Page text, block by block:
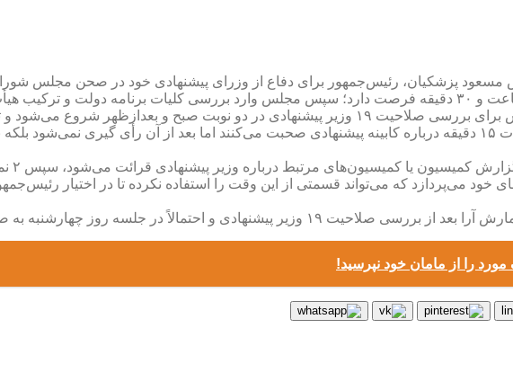
مسعود پزشکیان، رئیس‌جمهور برای دفاع از وزرای پیشنهادی خود در صحن مجلس
۵ نماینده مخالف و ۵ نماینده موافق هر کدام به مدت ۱۵ دقیقه درباره کابینه پیشنهادی صحبت می‌کنند اما بعد
به تشریح برنامه‌های خود می‌پردازد که می‌تواند قسمتی از این وقت را استفاده نکرده تا در
جلسه روز چهارشنبه به صورت یک جا و برای همه وزرا انجام خواهد شد.
را از مامان خود نپرسید!